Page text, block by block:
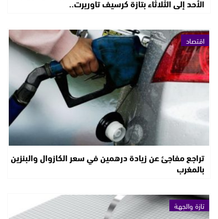
الأحد إلى الثلاثاء بتازة كرسيف تاوريرت..
اقتصاد
تراجع مفاجئ عن زيادة درهمين في سعر الكازوال والبنزين
بالمغرب
تازة والجهة